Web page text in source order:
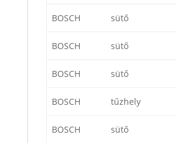
BOSCH sütő
BOSCH sütő
BOSCH sütő
BOSCH tűzhely
BOSCH sütő